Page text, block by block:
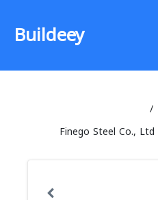
Buildeey
Finego Steel Co., Ltd